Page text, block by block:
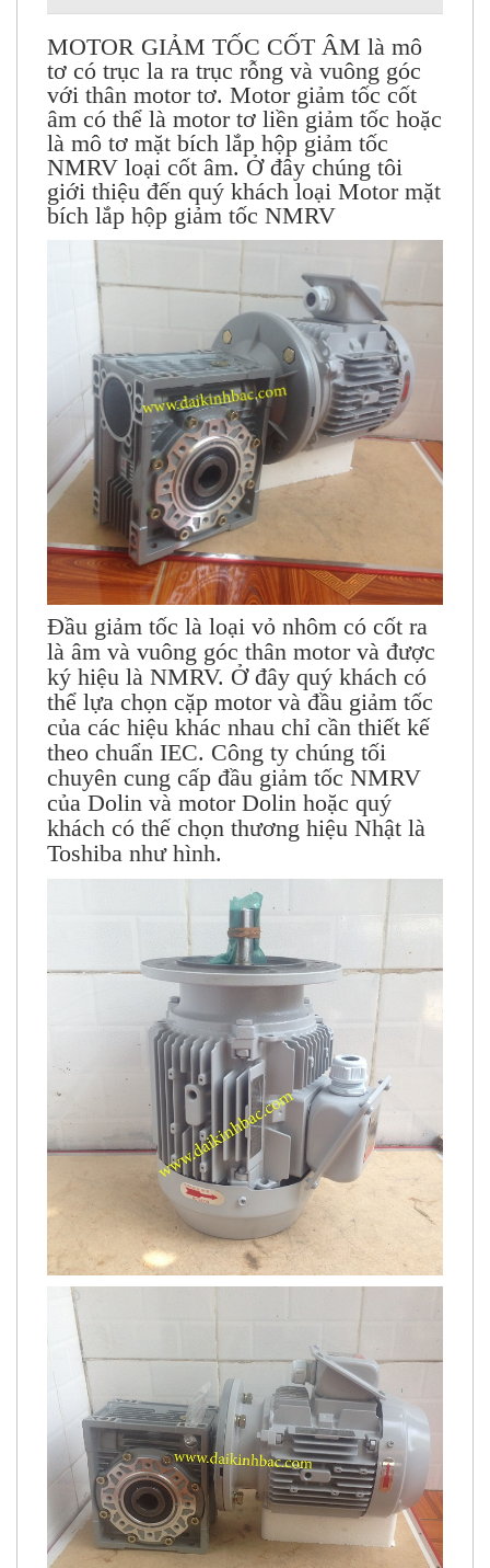
MOTOR GIẢM TỐC CỐT ÂM là mô
tơ có trục la ra trục rỗng và vuông góc
với thân motor tơ. Motor giảm tốc cốt
âm có thể là motor tơ liền giảm tốc hoặc
là mô tơ mặt bích lắp hộp giảm tốc
NMRV loại cốt âm. Ở đây chúng tôi
giới thiệu đến quý khách loại Motor mặt
bích lắp hộp giảm tốc NMRV
Đầu giảm tốc là loại vỏ nhôm có cốt ra
là âm và vuông góc thân motor và được
ký hiệu là NMRV. Ở đây quý khách có
thể lựa chọn cặp motor và đầu giảm tốc
của các hiệu khác nhau chỉ cần thiết kế
theo chuẩn IEC. Công ty chúng tối
chuyên cung cấp đầu giảm tốc NMRV
của Dolin và motor Dolin hoặc quý
khách có thế chọn thương hiệu Nhật là
Toshiba như hình.